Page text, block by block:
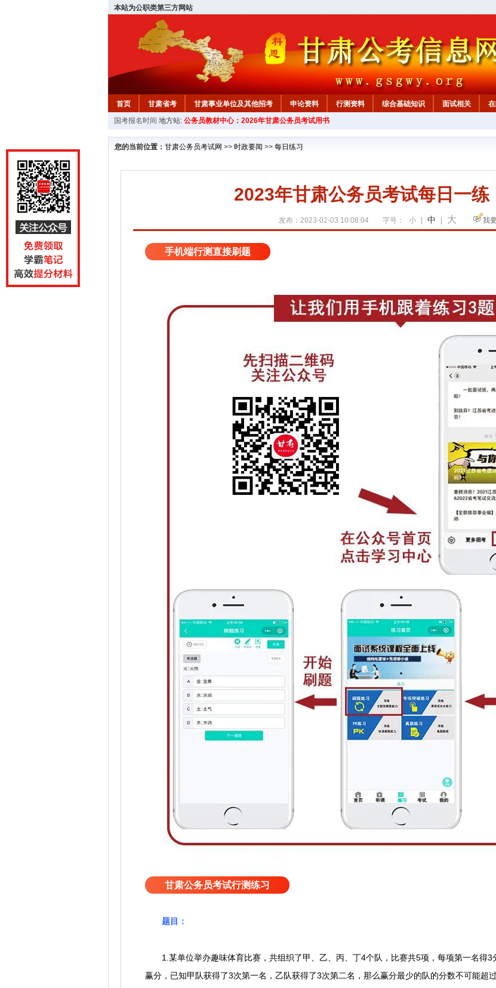
本站为公职类第三方网站
首页 甘肃省考 甘肃事业单位及其他招考 申论资料 行测资料 综合基础知识 面试相关
国考报名时间 地方站: 公务员教材中心：2026年甘肃公务员考试用书
您的当前位置： 甘肃公务员考试网 >> 时政要闻 >> 每日练习
2023年甘肃公务员考试每日一练
发布：2023-02-03 10:08:04 字号： 小 中 大 我
手机端行测直接刷题
甘肃公务员考试行测练习
题目：
1.某单位举办趣味体育比赛，共组织了甲、乙、丙、丁4个队，比赛共5项，每项第一名得3
赢分，已知甲队获得了3次第一名，乙队获得了3次第二名，那么赢分最少的队的分数不可能超